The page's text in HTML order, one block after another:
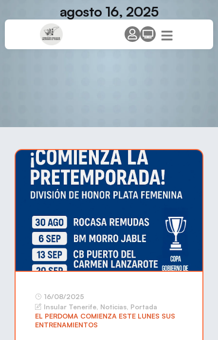
agosto 16, 2025
16/08/2025
Insular Tenerife, Noticias, Portada
EL PERDOMA COMIENZA ESTE LUNES SUS
ENTRENAMIENTOS